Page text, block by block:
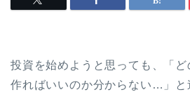
投資を始めようと思っても、「
作ればいいのか分からない…」と